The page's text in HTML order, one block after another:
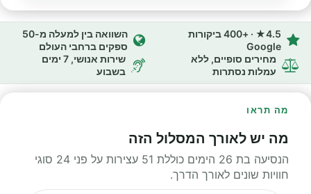
4.5★ · +400 ביקורות
Google
השוואה בין למעלה מ-50
ספקים ברחבי העולם
מחירים סופיים, ללא
עמלות נסתרות
שירות אנושי, 7 ימים
בשבוע
מה תראו
מה יש לאורך המסלול הזה
הנסיעה בת 26 הימים כוללת 51 עצירות על פני 24 סוגי
חוויות שונים לאורך הדרך.